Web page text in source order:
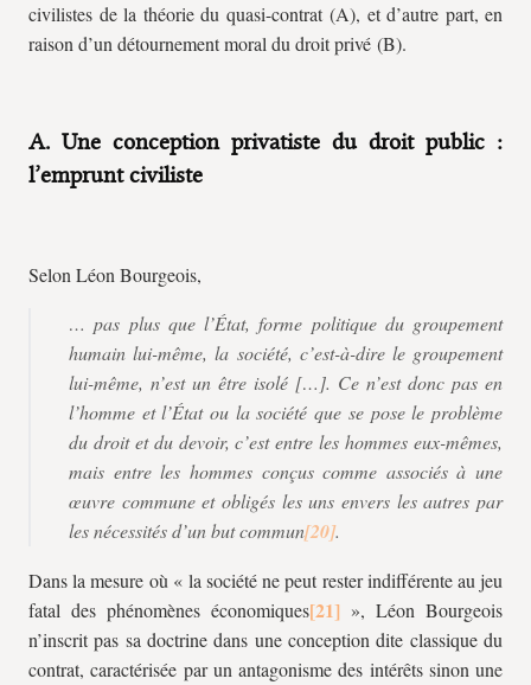
civilistes de la théorie du quasi-contrat (A), et d’autre part, en
raison d’un détournement moral du droit privé (B).
A. Une conception privatiste du droit public :
l’emprunt civiliste
Selon Léon Bourgeois,
… pas plus que l’État, forme politique du groupement
humain lui-même, la société, c’est-à-dire le groupement
lui-même, n’est un être isolé […]. Ce n’est donc pas en
l’homme et l’État ou la société que se pose le problème
du droit et du devoir, c’est entre les hommes eux-mêmes,
mais entre les hommes conçus comme associés à une
œuvre commune et obligés les uns envers les autres par
les nécessités d’un but commun
.
Dans la mesure où « la société ne peut rester indifférente au jeu
fatal des phénomènes économiques
», Léon Bourgeois
n’inscrit pas sa doctrine dans une conception dite classique du
contrat, caractérisée par un antagonisme des intérêts sinon une